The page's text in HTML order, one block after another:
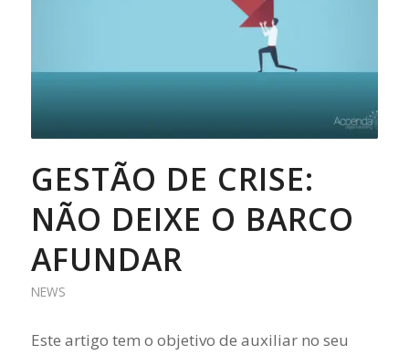
GESTÃO DE CRISE:
NÃO DEIXE O BARCO
AFUNDAR
NEWS
Este artigo tem o objetivo de auxiliar no seu